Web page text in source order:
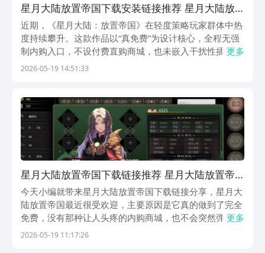
星月大陆放置帝国下载安装链接推荐 星月大陆放
置帝国安卓iOS最新版本安装包获取
近期，《星月大陆：放置帝国》在轻度策略玩家群体中热
度持续攀升。这款作品以“真免费”为设计核心，全程无强
制内购入口，不设付费直购商城，也未嵌入干扰性插屏广
告——所有英雄、装备、资源均通过游戏内挂机产出与探
更多
2026-05-19 14:51:33
星月大陆放置帝国下载链接推荐 星月大陆放置帝
国下载安装链接盘点
今天小编就带来星月大陆放置帝国下载链接分享，星月大
陆放置帝国最近很受欢迎，主要原因是它真的做到了完全
免费，没有那种让人头疼的内购商城，也不会突然弹出广
告打断游戏体验。玩家想要的英雄和装备，全靠自己在游
更多
2026-05-19 11:17:26